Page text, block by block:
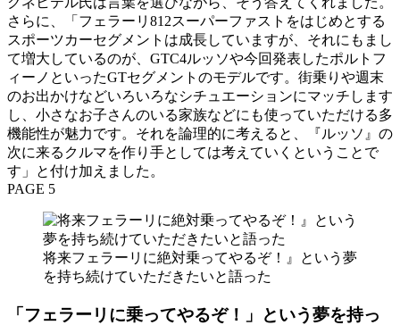
さらに、「フェラーリ812スーパーファストをはじめとする
スポーツカーセグメントは成長していますが、それにもまし
て増大しているのが、GTC4ルッソや今回発表したポルトフ
ィーノといったGTセグメントのモデルです。街乗りや週末
のお出かけなどいろいろなシチュエーションにマッチします
し、小さなお子さんのいる家族などにも使っていただける多
機能性が魅力です。それを論理的に考えると、『ルッソ』の
次に来るクルマを作り手としては考えていくということで
す」と付け加えました。
PAGE 5
将来フェラーリに絶対乗ってやるぞ！』という夢
を持ち続けていただきたいと語った
「フェラーリに乗ってやるぞ！」という夢を持っ